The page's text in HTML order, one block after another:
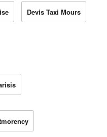
Devis Taxi Mours